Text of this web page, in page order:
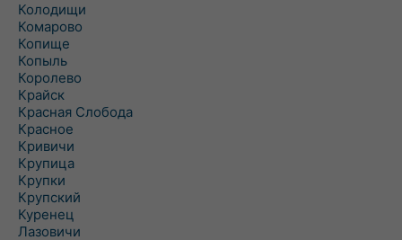
Колодищи
Комарово
Копище
Копыль
Королево
Крайск
Красная Слобода
Красное
Кривичи
Крупица
Крупки
Крупский
Куренец
Лазовичи